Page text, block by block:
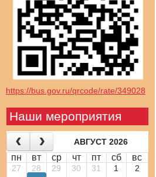
https://bus.gov.ru/qrcode/rate/349028
Наши мероприятия
АВГУСТ 2026
пн вт ср чт пт сб вс
27 28 29 30 31 1 2